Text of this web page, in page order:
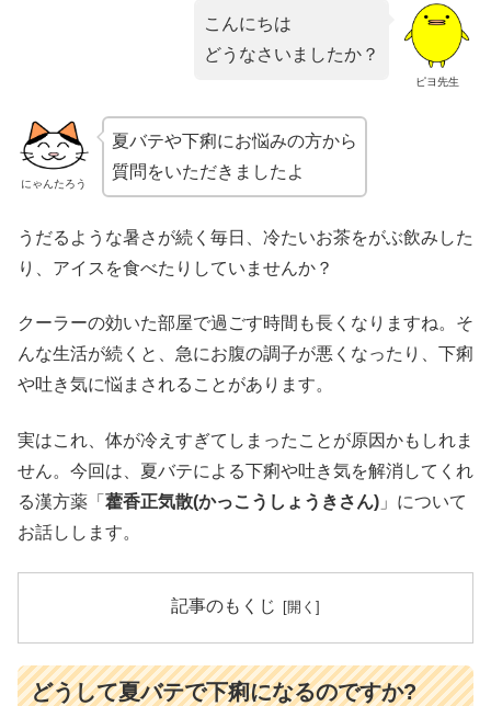
ピヨ先生
こんにちは
どうなさいましたか？
にゃんたろう
夏バテや下痢にお悩みの方から
質問をいただきましたよ
うだるような暑さが続く毎日、冷たいお茶をがぶ飲みした
り、アイスを食べたりしていませんか？
クーラーの効いた部屋で過ごす時間も長くなりますね。そ
んな生活が続くと、急にお腹の調子が悪くなったり、下痢
や吐き気に悩まされることがあります。
実はこれ、体が冷えすぎてしまったことが原因かもしれま
せん。今回は、夏バテによる下痢や吐き気を解消してくれ
る漢方薬「 藿香正気散(かっこうしょうきさん) 」について
お話しします。
記事のもくじ
どうして夏バテで下痢になるのですか?